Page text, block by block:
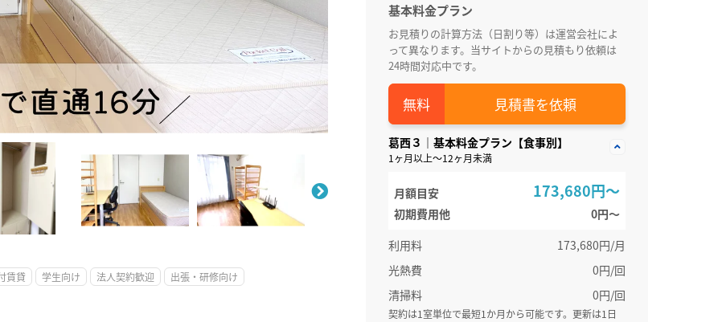
賃貸 学生向け 法人契約歓迎
出張・研修向け
基本料金プラン
お見積りの計算方法（日割り等）は運営会社によ
って異なります。当サイトからの見積もり依頼は
24時間対応中です。
見積書を依頼
葛西３｜基本料金プラン【食事別】
1ヶ月以上～12ヶ月未満
月額目安 173,680円～
初期費用他
0円〜
利用料
173,680円/月
光熱費
0円/回
清掃料
0円/回
契約は1室単位で最短1か月から可能です。更新は1日